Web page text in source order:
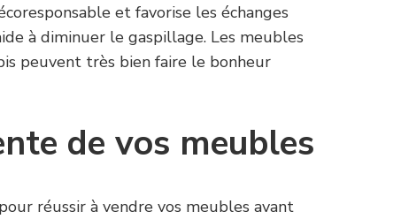
et favorise les échanges
à diminuer le gaspillage. Les meubles
peuvent très bien faire le bonheur
de vos meubles
réussir à vendre vos meubles avant